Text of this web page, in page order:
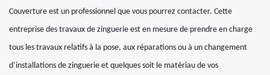
Couverture est un professionnel que vous pourrez contacter. Cette
entreprise des travaux de zinguerie est en mesure de prendre en charge
tous les travaux relatifs à la pose, aux réparations ou à un changement
d’installations de zinguerie et quelques soit le matériau de vos